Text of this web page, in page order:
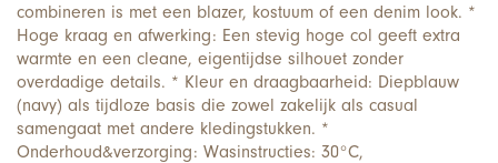
combineren is met een blazer, kostuum of een denim look. *
Hoge kraag en afwerking: Een stevig hoge col geeft extra
warmte en een cleane, eigentijdse silhouet zonder
overdadige details. * Kleur en draagbaarheid: Diepblauw
(navy) als tijdloze basis die zowel zakelijk als casual
samengaat met andere kledingstukken. *
Onderhoud&verzorging: Wasinstructies: 30°C,